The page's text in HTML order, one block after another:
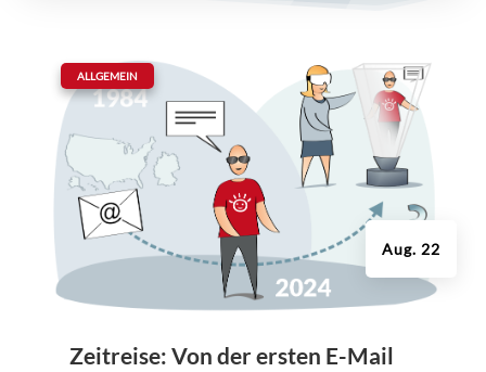
Zeitreise: Von der ersten E-Mail
Aug. 22
ALLGEMEIN